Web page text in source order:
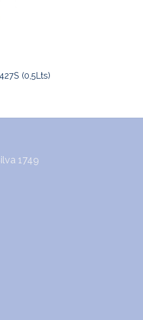
(0,5Lts)
1749